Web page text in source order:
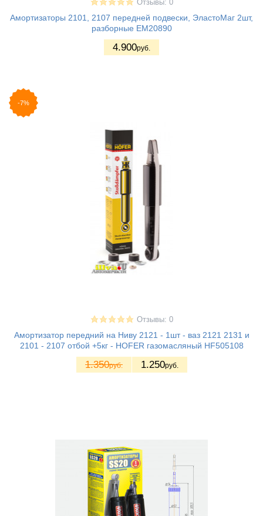
Отзывы: 0
Амортизаторы 2101, 2107 передней подвески, ЭластоМаг 2шт,
разборные EM20890
4.900руб.
-7%
Отзывы: 0
Амортизатор передний на Ниву 2121 - 1шт - ваз 2121 2131 и
2101 - 2107 отбой +5кг - HOFER газомасляный HF505108
1.350руб. 1.250руб.